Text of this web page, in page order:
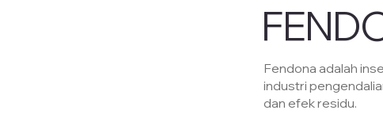
Fendona adalah
industri
dan efek residu.